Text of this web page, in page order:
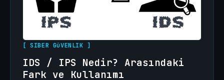
[ SIBER GüVENLIK ]
IDS / IPS Nedir? Arasındaki
Fark ve Kullanımı